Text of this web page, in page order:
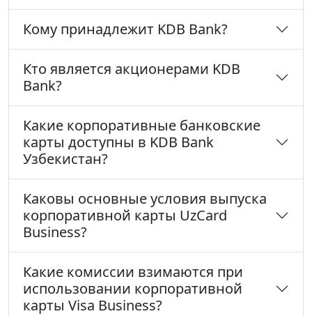
Кому принадлежит KDB Bank?
Кто является акционерами KDB
Bank?
Какие корпоративные банковские
карты доступны в KDB Bank
Узбекистан?
Каковы основные условия выпуска
корпоративной карты UzCard
Business?
Какие комиссии взимаются при
использовании корпоративной
карты Visa Business?